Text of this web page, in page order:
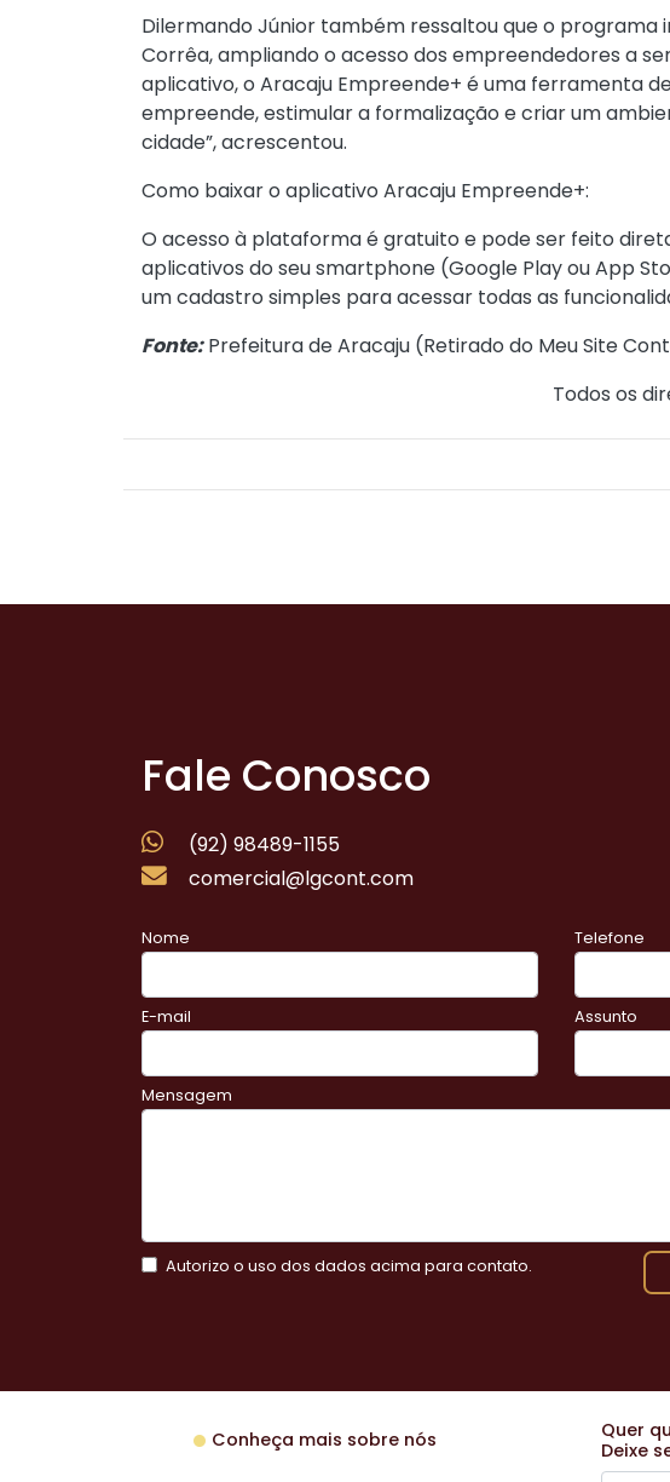
Dilermando Júnior também ressaltou que o
Corrêa, ampliando o acesso dos empreendedores a
aplicativo, o Aracaju Empreende+ é uma ferramenta
empreende, estimular a formalização e criar um
cidade”, acrescentou.
Como baixar o aplicativo Aracaju Empreende+:
O acesso à plataforma é gratuito e pode ser feito
aplicativos do seu smartphone (Google Play ou App
um cadastro simples para acessar todas as
Fonte:Prefeitura de Aracaju (Retirado do Meu Site
Todos os
Fale Conosco
(92) 98489-1155
comercial@lgcont.com
Nome Telefone
E-mail Assunto
Mensagem
Autorizo o uso dos dados acima para contato.
Conheça mais sobre nós
Quer
Deixe